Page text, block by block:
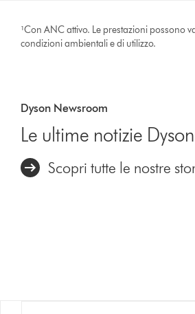
¹Con ANC attivo. Le prestazioni possono
condizioni ambientali e di utilizzo.
Dyson Newsroom
Le ultime notizie Dyson
Scopri tutte le nostre